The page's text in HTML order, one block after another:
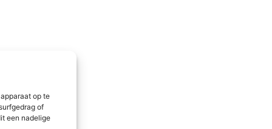
op te
of
een nadelige